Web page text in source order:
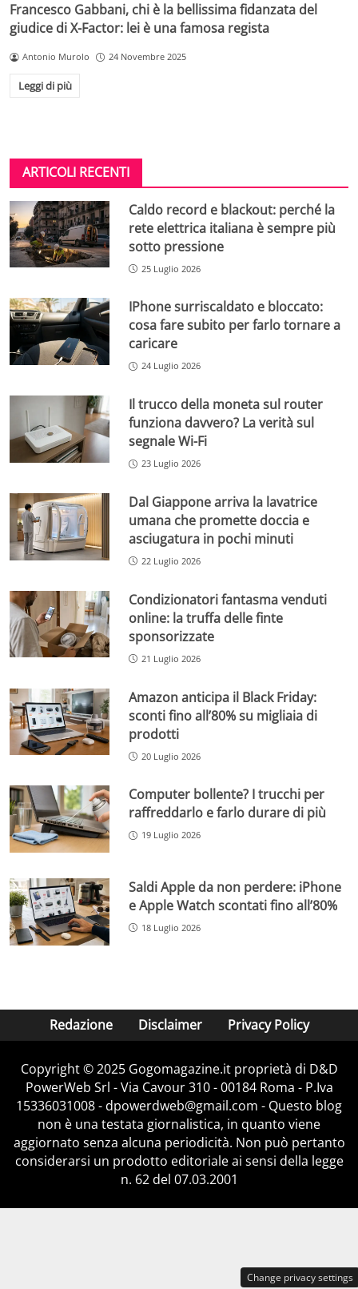
Francesco Gabbani, chi è la bellissima fidanzata del
giudice di X-Factor: lei è una famosa regista
Antonio Murolo 24 Novembre 2025
Leggi di più
ARTICOLI RECENTI
Caldo record e blackout: perché la
rete elettrica italiana è sempre più
sotto pressione
25 Luglio 2026
IPhone surriscaldato e bloccato:
cosa fare subito per farlo tornare a
caricare
24 Luglio 2026
Il trucco della moneta sul router
funziona davvero? La verità sul
segnale Wi-Fi
23 Luglio 2026
Dal Giappone arriva la lavatrice
umana che promette doccia e
asciugatura in pochi minuti
22 Luglio 2026
Condizionatori fantasma venduti
online: la truffa delle finte
sponsorizzate
21 Luglio 2026
Amazon anticipa il Black Friday:
sconti fino all’80% su migliaia di
prodotti
20 Luglio 2026
Computer bollente? I trucchi per
raffreddarlo e farlo durare di più
19 Luglio 2026
Saldi Apple da non perdere: iPhone
e Apple Watch scontati fino all’80%
18 Luglio 2026
Redazione Disclaimer Privacy Policy
Copyright © 2025 Gogomagazine.it proprietà di D&D
PowerWeb Srl - Via Cavour 310 - 00184 Roma - P.Iva
15336031008 - dpowerdweb@gmail.com - Questo blog
non è una testata giornalistica, in quanto viene
aggiornato senza alcuna periodicità. Non può pertanto
considerarsi un prodotto editoriale ai sensi della legge
n. 62 del 07.03.2001
Change privacy settings